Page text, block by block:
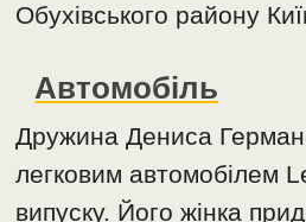
Обухівського району
Автомобіль
Дружина Дениса
легковим автомобілем
випуску. Його жінка